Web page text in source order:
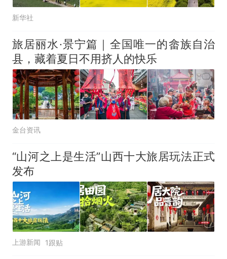
新华社
旅居丽水·景宁篇｜全国唯一的畲族自治
县，藏着夏日不用挤人的快乐
金台资讯
“山河之上是生活”山西十大旅居玩法正式
发布
上游新闻 1跟贴